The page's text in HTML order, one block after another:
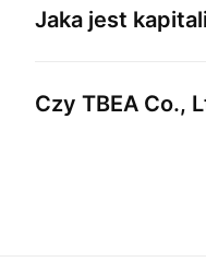
Jaka jest
Czy TBEA Co.,